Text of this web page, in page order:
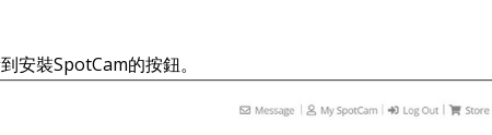
安裝SpotCam的按鈕。